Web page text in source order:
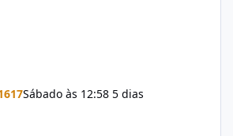
Sábado às 12:58 5 dias